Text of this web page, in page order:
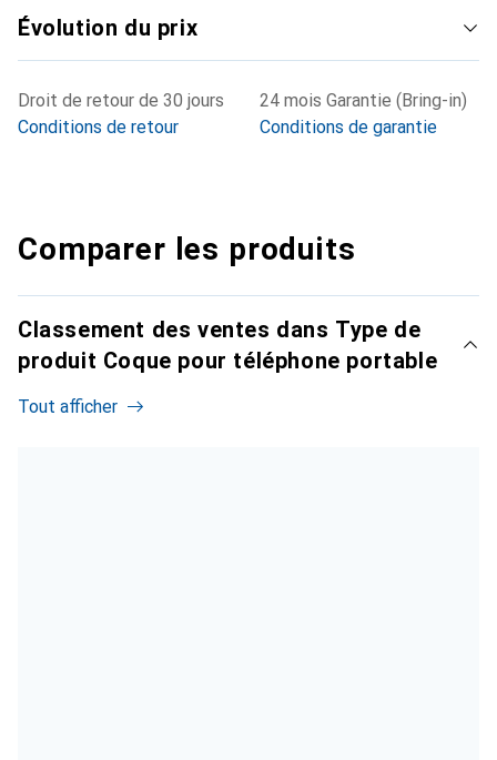
Évolution du prix
Droit de retour de 30 jours
Conditions de retour
24 mois Garantie (Bring-in)
Conditions de garantie
Comparer les produits
Classement des ventes dans Type de
produit Coque pour téléphone portable
Tout afficher